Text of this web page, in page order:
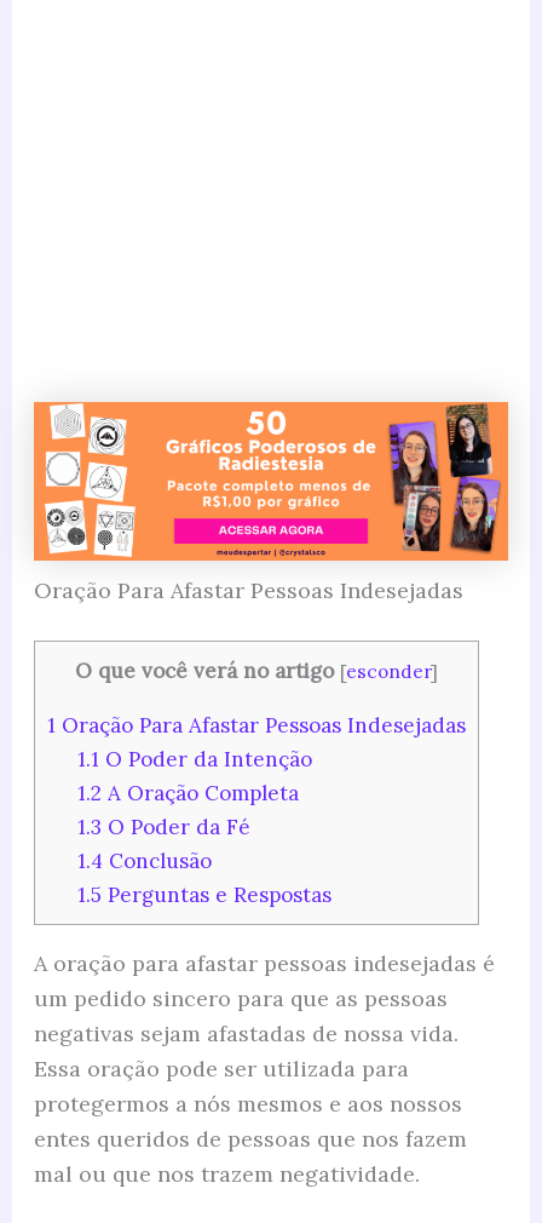
Oração Para Afastar Pessoas Indesejadas
O que você verá no artigo [esconder]
1Oração Para Afastar Pessoas Indesejadas
1.1 O Poder da Intenção
1.2 A Oração Completa
1.3 O Poder da Fé
1.4 Conclusão
1.5 Perguntas e Respostas
A oração para afastar pessoas indesejadas é
um pedido sincero para que as pessoas
negativas sejam afastadas de nossa vida.
Essa oração pode ser utilizada para
protegermos a nós mesmos e aos nossos
entes queridos de pessoas que nos fazem
mal ou que nos trazem negatividade.